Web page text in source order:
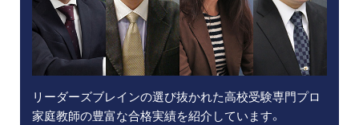
リーダーズブレインの選び抜かれた高校受験専門プロ
家庭教師の豊富な合格実績を紹介しています。